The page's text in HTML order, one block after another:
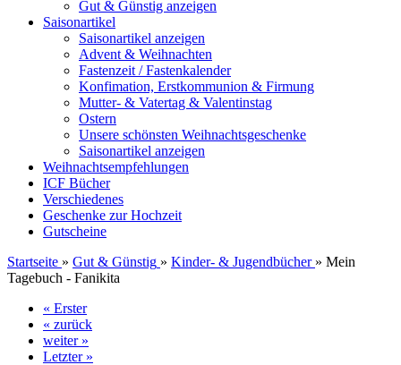
Gut & Günstig anzeigen
Saisonartikel
Saisonartikel anzeigen
Advent & Weihnachten
Fastenzeit / Fastenkalender
Konfimation, Erstkommunion & Firmung
Mutter- & Vatertag & Valentinstag
Ostern
Unsere schönsten Weihnachtsgeschenke
Saisonartikel anzeigen
Weihnachtsempfehlungen
ICF Bücher
Verschiedenes
Geschenke zur Hochzeit
Gutscheine
Startseite » Gut & Günstig » Kinder- & Jugendbücher » Mein
Tagebuch - Fanikita
« Erster
« zurück
weiter »
Letzter »